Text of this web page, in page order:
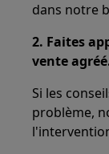
dans notre
2. Faites
vente
Si les
problème,